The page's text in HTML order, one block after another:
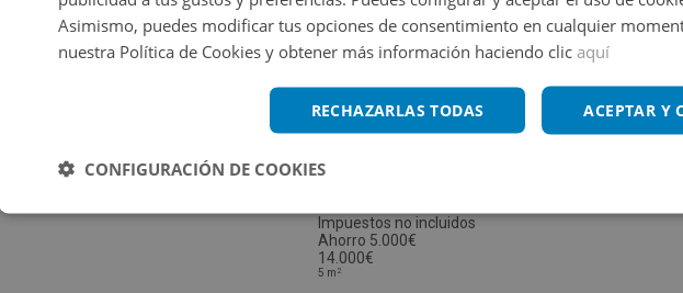
Farners -
Impuestos no incluidos
Ahorro 5.000€
14.000€
5 m 2
Asimismo, puedes modificar tus opciones de consentimiento en cualquier
nuestra Política de Cookies y obtener más información haciendo clic aquí
ACEPTAR Y
RECHAZARLAS TODAS
CONFIGURACIÓN DE COOKIES